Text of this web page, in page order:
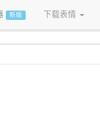
新版 下载表情